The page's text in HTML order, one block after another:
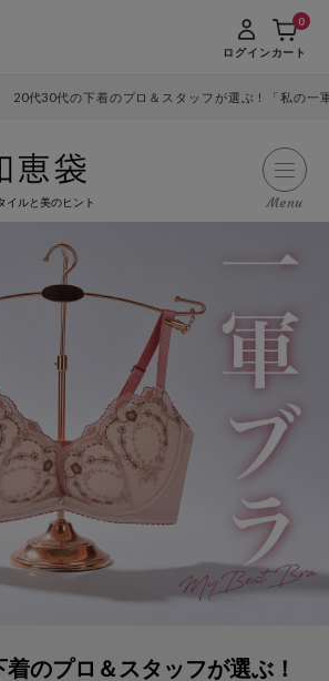
ログインカート
0
20代30代の下着のプロ＆スタッフが選ぶ！「私の一
イルと美のヒント Menu
のプロ＆スタッフが選ぶ！